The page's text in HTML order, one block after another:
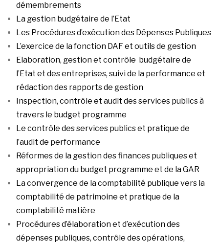
démembrements
La gestion budgétaire de l’Etat
Les Procédures d’exécution des Dépenses Publiques
L’exercice de la fonction DAF et outils de gestion
Elaboration, gestion et contrôle budgétaire de
l’Etat et des entreprises, suivi de la performance et
rédaction des rapports de gestion
Inspection, contrôle et audit des services publics à
travers le budget programme
Le contrôle des services publics et pratique de
l’audit de performance
Réformes de la gestion des finances publiques et
appropriation du budget programme et de la GAR
La convergence de la comptabilité publique vers la
comptabilité de patrimoine et pratique de la
comptabilité matière
Procédures d’élaboration et d’exécution des
dépenses publiques, contrôle des opérations,